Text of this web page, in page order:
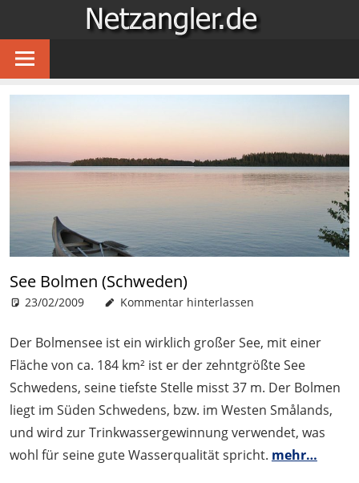
springen
für
Angler
See Bolmen (Schweden)
23/02/2009 Patrick
Gewässer,Raubfischangeln
Kommentar hinterlassen
Der Bolmensee ist ein wirklich großer See, mit einer
Fläche von ca. 184 km² ist er der zehntgrößte See
Schwedens, seine tiefste Stelle misst 37 m. Der Bolmen
liegt im Süden Schwedens, bzw. im Westen Smålands,
und wird zur Trinkwassergewinnung verwendet, was
wohl für seine gute Wasserqualität spricht. mehr…